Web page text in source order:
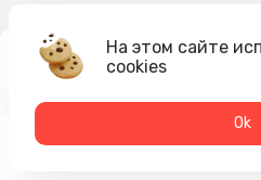
2 069₽
2 194 ₽
На этом сайте
cookies
Оk